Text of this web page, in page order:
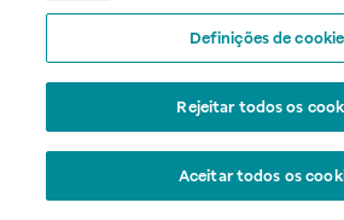
Definições de
Rejeitar todos os
Aceitar todos os